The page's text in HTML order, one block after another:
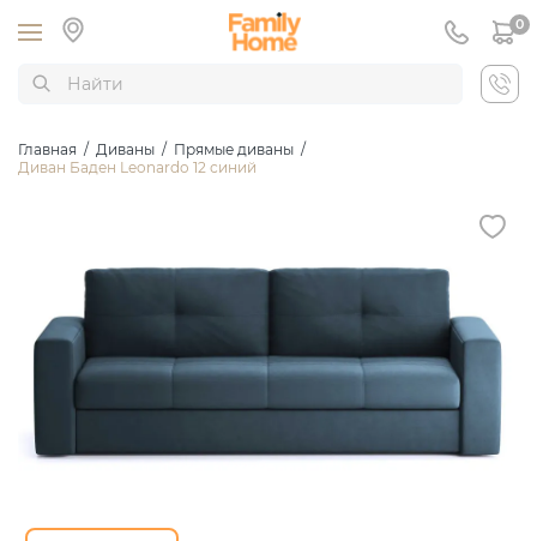
0
Главная / Диваны / Прямые диваны /
Диван Баден Leonardo 12 синий